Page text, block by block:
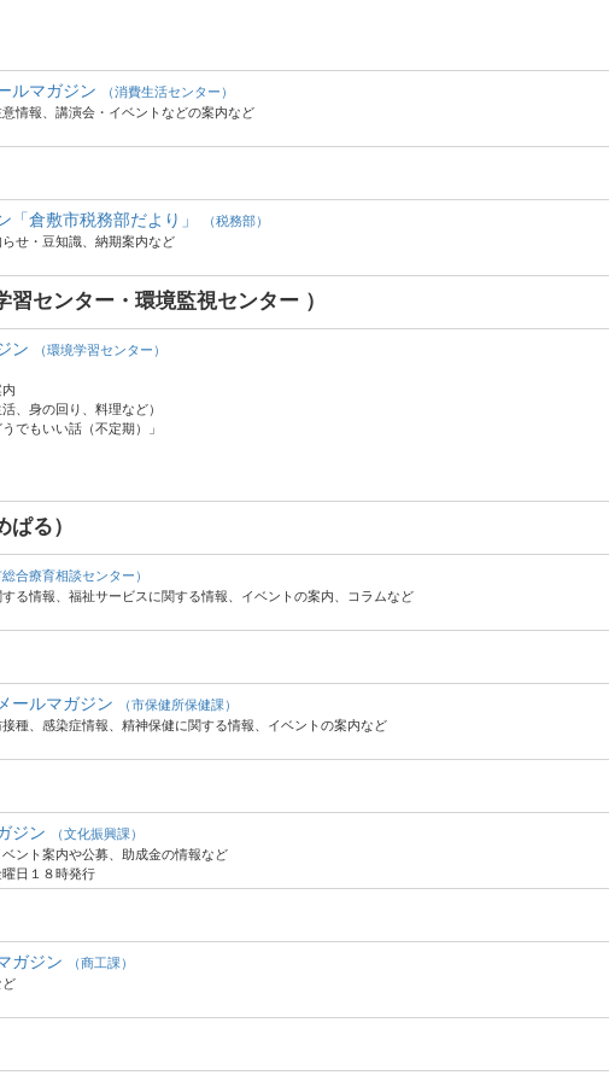
ルマガジン
（消費生活センター）
意情報、講演会・イベントなどの案内など
「倉敷市税務部だより」
（税務部）
らせ・豆知識、納期案内など
センター・環境監視センター ）
ン
（環境学習センター）
、身の回り、料理など）
でもいい話（不定期）」
る）
総合療育相談センター）
する情報、福祉サービスに関する情報、イベントの案内、コラムなど
ールマガジン
（市保健所保健課）
接種、感染症情報、精神保健に関する情報、イベントの案内など
ジン
（文化振興課）
ベント案内や公募、助成金の情報など
曜日１８時発行
ガジン
（商工課）
ど